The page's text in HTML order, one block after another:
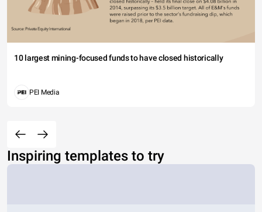
10 largest mining-focused funds to have closed historically
PEI Media
Inspiring templates to try